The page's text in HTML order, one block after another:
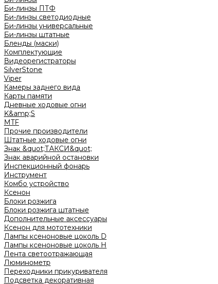
Би-линзы ПТФ
Би-линзы светодиодные
Би-линзы универсальные
Би-линзы штатные
Бленды (маски)
Комплектующие
Видеорегистраторы
SilverStone
Viper
Камеры заднего вида
Карты памяти
Дневные ходовые огни
K&amp;S
MTF
Прочие производители
Штатные ходовые огни
Знак &quot;ТАКСИ&quot;
Знак аварийной остановки
Инспекционный фонарь
Инструмент
Комбо устройство
Ксенон
Блоки розжига
Блоки розжига штатные
Дополнительные аксессуары
Ксенон для мототехники
Лампы ксеноновые цоколь D
Лампы ксеноновые цоколь H
Лента светоотражающая
Люминометр
Переходники прикуривателя
Подсветка декоративная